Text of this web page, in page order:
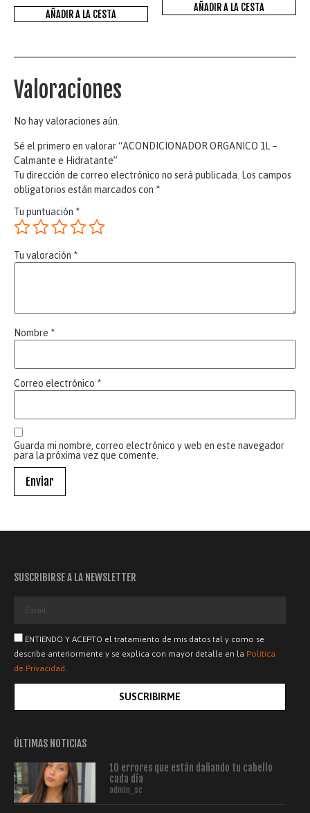
AÑADIR A LA CESTA
AÑADIR A LA CESTA
Valoraciones
No hay valoraciones aún.
Sé el primero en valorar “ACONDICIONADOR ORGANICO 1L –
Calmante e Hidratante”
Tu dirección de correo electrónico no será publicada. Los campos
obligatorios están marcados con *
Tu puntuación *
Tu valoración *
Nombre *
Correo electrónico *
Guarda mi nombre, correo electrónico y web en este navegador
para la próxima vez que comente.
ÚLTIMAS NOTICIAS
10 errores que están dañando tu cabello
cada día
admin_sc
SUSCRIBIRSE A LA NEWSLETTER
ENTIENDO Y ACEPTO el tratamiento de mis datos tal y como se
describe anteriormente y se explica con mayor detalle en la Política
de Privacidad.
SUSCRIBIRME